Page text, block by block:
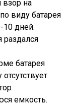
взор на
виду батарея
10 дней.
раздался
батарея
емкость.